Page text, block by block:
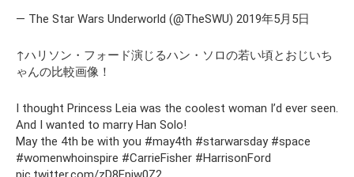
— The Star Wars Underworld (@TheSWU) 2019年5月5日
↑ハリソン・フォード演じるハン・ソロの若い頃とおじいち
ゃんの比較画像！
I thought Princess Leia was the coolest woman I’d ever seen.
And I wanted to marry Han Solo!
May the 4th be with you #may4th #starwarsday #space
#womenwhoinspire #CarrieFisher #HarrisonFord